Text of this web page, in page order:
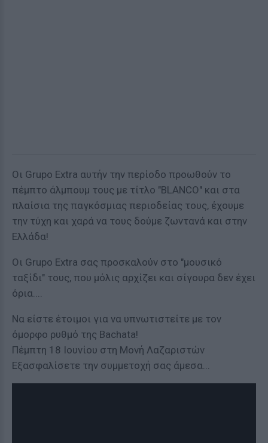
Οι Grupo Extra αυτήν την περίοδο προωθούν το
πέμπτο άλμπουμ τους με τίτλο "BLANCO" και στα
πλαίσια της παγκόσμιας περιοδείας τους, έχουμε
την τύχη και χαρά να τους δούμε ζωντανά και στην
Ελλάδα!
Οι Grupo Extra σας προσκαλούν στο "μουσικό
ταξίδι" τους, που μόλις αρχίζει και σίγουρα δεν έχει
όρια....
Να είστε έτοιμοι για να υπνωτιστείτε με τον
όμορφο ρυθμό της Bachata!
Πέμπτη 18 Ιουνίου στη Μονή Λαζαριστών
Εξασφαλίσετε την συμμετοχή σας άμεσα...